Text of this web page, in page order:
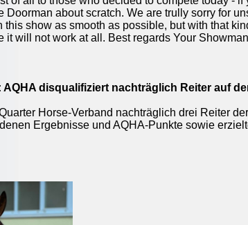
Doorman about scratch. We are trully sorry for
this show as smooth as possible, but with that
it will not work at all. Best regards Your
disqualifiziert nachträglich Reiter auf
Horse-Verband nachträglich drei Reiter
Ergebnisse und AQHA-Punkte sowie